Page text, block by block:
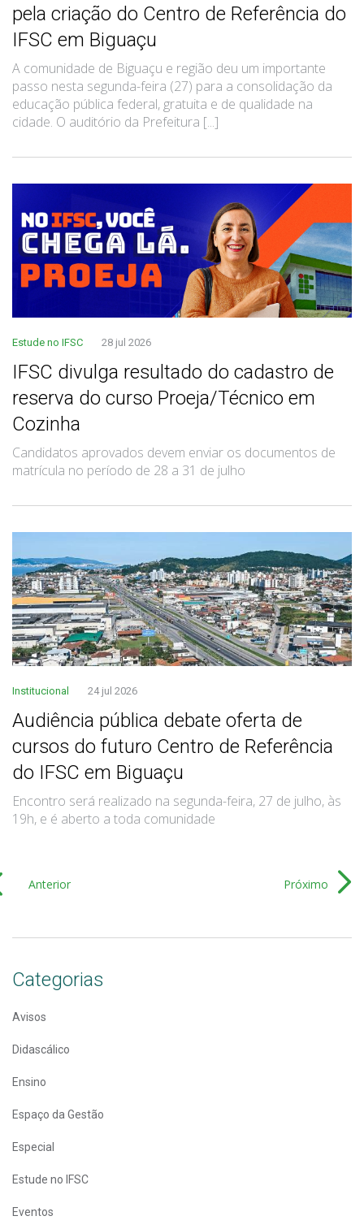
pela criação do Centro de Referência do
IFSC em Biguaçu
A comunidade de Biguaçu e região deu um importante
passo nesta segunda-feira (27) para a consolidação da
educação pública federal, gratuita e de qualidade na
cidade. O auditório da Prefeitura [...]
Estude no IFSC 28 jul 2026
IFSC divulga resultado do cadastro de
reserva do curso Proeja/Técnico em
Cozinha
Candidatos aprovados devem enviar os documentos de
matrícula no período de 28 a 31 de julho
Institucional 24 jul 2026
Audiência pública debate oferta de
cursos do futuro Centro de Referência
do IFSC em Biguaçu
Encontro será realizado na segunda-feira, 27 de julho, às
19h, e é aberto a toda comunidade
Anterior Próximo
Categorias
Avisos
Didascálico
Ensino
Espaço da Gestão
Especial
Estude no IFSC
Eventos